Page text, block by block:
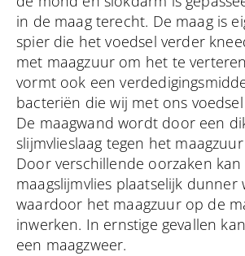
in de maag terecht. De maag is
spier die het voedsel verder
met maagzuur om het te
vormt ook een
bacteriën die wij met ons
De maagwand wordt door een
slijmvlieslaag tegen het
Door verschillende oorzaken
maagslijmvlies plaatselijk dunner
waardoor het maagzuur op de
inwerken. In ernstige gevallen
een maagzweer.